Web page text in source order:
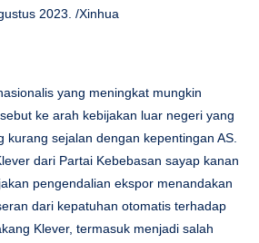
2023. /Xinhua
yang meningkat mungkin
ke arah kebijakan luar negeri yang
kurang sejalan dengan kepentingan AS.
dari Partai Kebebasan sayap kanan
pengendalian ekspor menandakan
dari kepatuhan otomatis terhadap
Klever, termasuk menjadi salah